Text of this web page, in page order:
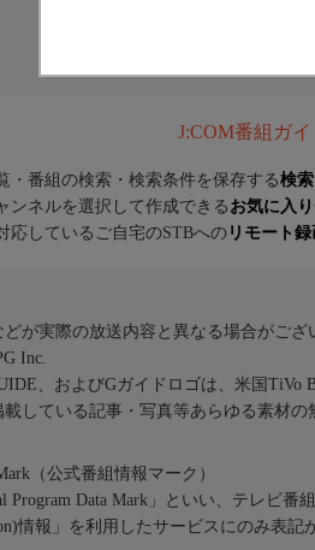
J:COM番組ガ
・番組の検索・検索条件を保存する検
ンネルを選択して作成できる お気に入
応しているご自宅のSTBへの リモート
が実際の放送内容と異なる場合がござ
Inc.
、およびGガイドロゴは、米国TiVo
している記事・写真等あらゆる素材の
（公式番組情報マーク）
Program Data Mark」といい、テレビ番
情報」を利用したサービスにのみ表記